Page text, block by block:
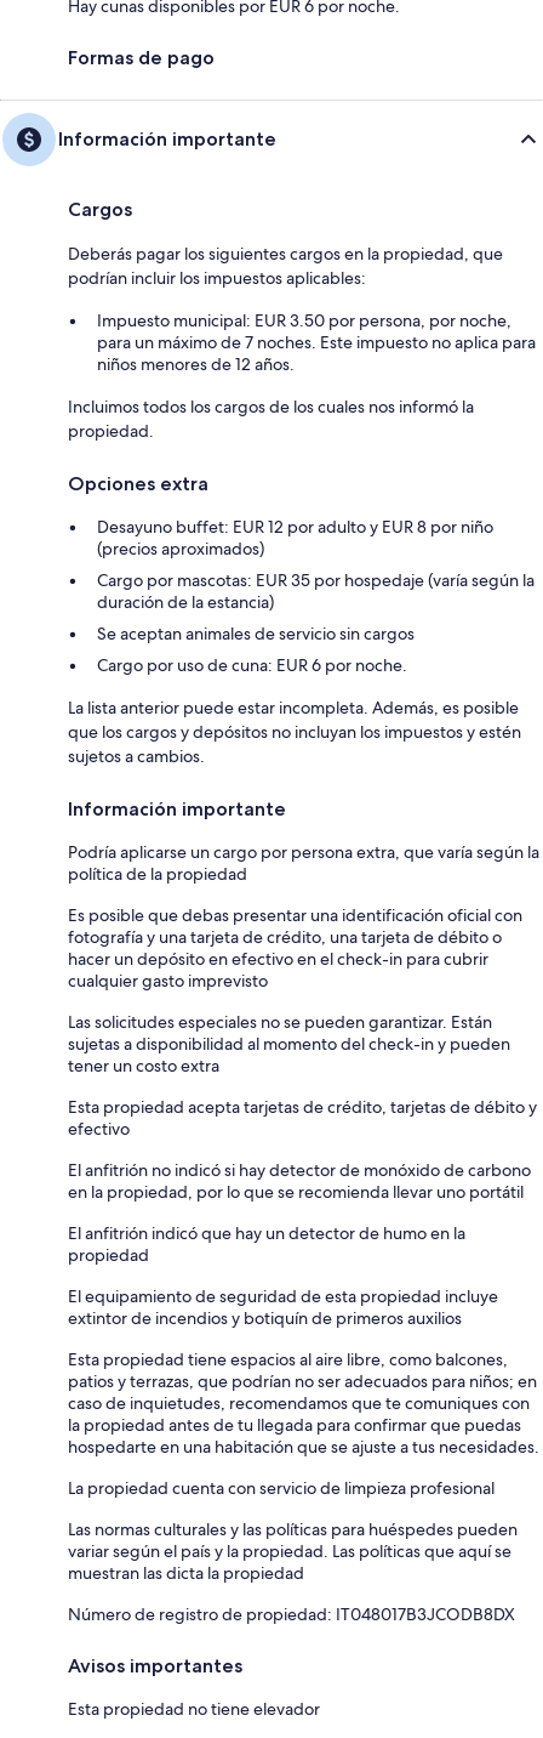
Hay cunas disponibles por EUR 6 por noche.
Formas de pago
Información importante
Cargos
Deberás pagar los siguientes cargos en la propiedad, que
podrían incluir los impuestos aplicables:
Impuesto municipal: EUR 3.50 por persona, por noche,
para un máximo de 7 noches. Este impuesto no aplica para
niños menores de 12 años.
Incluimos todos los cargos de los cuales nos informó la
propiedad.
Opciones extra
Desayuno buffet: EUR 12 por adulto y EUR 8 por niño
(precios aproximados)
Cargo por mascotas: EUR 35 por hospedaje (varía según la
duración de la estancia)
Se aceptan animales de servicio sin cargos
Cargo por uso de cuna: EUR 6 por noche.
La lista anterior puede estar incompleta. Además, es posible
que los cargos y depósitos no incluyan los impuestos y estén
sujetos a cambios.
Información importante
Podría aplicarse un cargo por persona extra, que varía según la
política de la propiedad
Es posible que debas presentar una identificación oficial con
fotografía y una tarjeta de crédito, una tarjeta de débito o
hacer un depósito en efectivo en el check-in para cubrir
cualquier gasto imprevisto
Las solicitudes especiales no se pueden garantizar. Están
sujetas a disponibilidad al momento del check-in y pueden
tener un costo extra
Esta propiedad acepta tarjetas de crédito, tarjetas de débito y
efectivo
El anfitrión no indicó si hay detector de monóxido de carbono
en la propiedad, por lo que se recomienda llevar uno portátil
El anfitrión indicó que hay un detector de humo en la
propiedad
El equipamiento de seguridad de esta propiedad incluye
extintor de incendios y botiquín de primeros auxilios
Esta propiedad tiene espacios al aire libre, como balcones,
patios y terrazas, que podrían no ser adecuados para niños; en
caso de inquietudes, recomendamos que te comuniques con
la propiedad antes de tu llegada para confirmar que puedas
hospedarte en una habitación que se ajuste a tus necesidades.
La propiedad cuenta con servicio de limpieza profesional
Las normas culturales y las políticas para huéspedes pueden
variar según el país y la propiedad. Las políticas que aquí se
muestran las dicta la propiedad
Número de registro de propiedad: IT048017B3JCODB8DX
Avisos importantes
Esta propiedad no tiene elevador